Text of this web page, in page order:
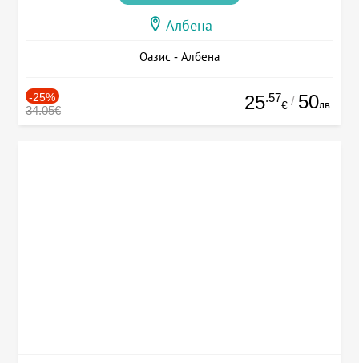
Албена
Оазис - Албена
-25%
34.05€ 25.57
€ / 50лв.